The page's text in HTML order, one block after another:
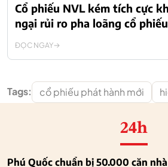
Cổ phiếu NVL kém tích cực
ngại rủi ro pha loãng cổ phiếu
ĐỌC NGAY
Tags: cổ phiếu phát hành mới
24h
Phú Quốc chuẩn bị 50.000 căn